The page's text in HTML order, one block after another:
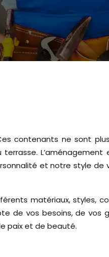
contenants ne sont
L’aménagement
et notre style de
matériaux, styles,
de vos besoins, de vos
paix et de beauté.